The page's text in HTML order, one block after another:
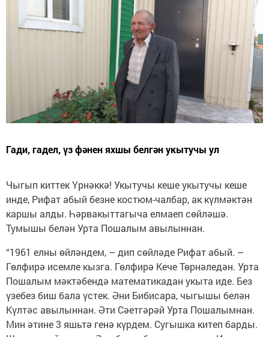
Гади, гадел, үз фәнен яхшы белгән укытучы ул
Чыгып киттек Үрнәккә! Укытучы кеше укытучы кеше
инде, Рифат абый безне костюм-чалбар, ак күлмәктән
каршы алды. Һәрвакыттагыча елмаеп сөйләшә.
Тумышы белән Урта Пошалым авылыннан.
“1961 елны өйләндем, – дип сөйләде Рифат абый. –
Гөлфирә исемле кызга. Гөлфирә Кече Төрнәледән. Урта
Пошалым мәктәбендә математикадан укыта иде. Без
үзебез биш бала үстек. Әни Бибисара, чыгышы белән
Күлтәс авылыннан. Әти Сәетгәрәй Урта Пошалымнан.
Мин әтине 3 яшьтә генә күрдем. Сугышка китеп барды.